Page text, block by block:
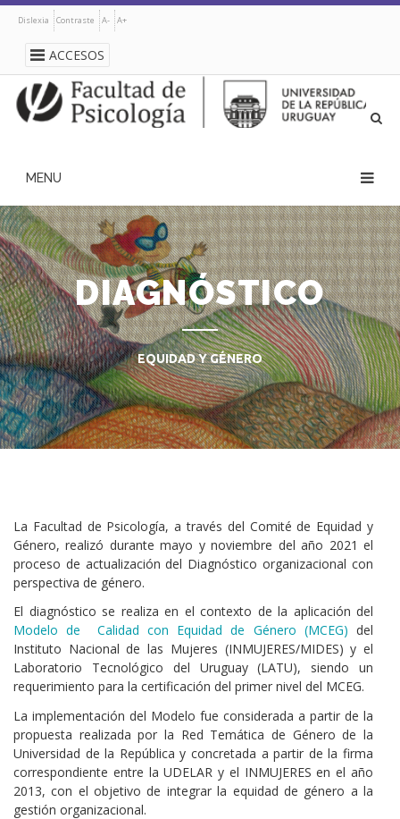
Pasar
principal
Dislexia Contraste A- A+
ACCESOS
navegación
principal
DIAGNÓSTICO
EQUIDAD Y GÉNERO
La Facultad de Psicología, a través del Comité de Equidad y
Género, realizó durante mayo y noviembre del año 2021 el
proceso de actualización del Diagnóstico organizacional con
perspectiva de género.
El diagnóstico se realiza en el contexto de la aplicación del
Modelo de Calidad con Equidad de Género (MCEG) del
Instituto Nacional de las Mujeres (INMUJERES/MIDES) y el
Laboratorio Tecnológico del Uruguay (LATU), siendo un
requerimiento para la certificación del primer nivel del MCEG.
La implementación del Modelo fue considerada a partir de la
propuesta realizada por la Red Temática de Género de la
Universidad de la República y concretada a partir de la firma
correspondiente entre la UDELAR y el INMUJERES en el año
2013, con el objetivo de integrar la equidad de género a la
gestión organizacional.